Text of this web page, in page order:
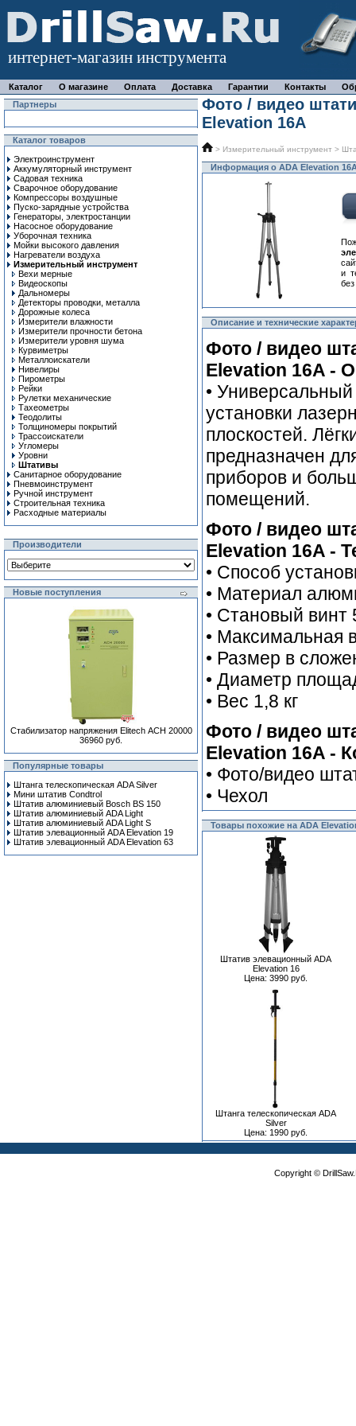
интернет-магазин инструмента
Каталог О магазине Оплата Доставка Гарантии Контакты
Партнеры
Каталог товаров
Электроинструмент
Аккумуляторный инструмент
Садовая техника
Сварочное оборудование
Компрессоры воздушные
Пуско-зарядные устройства
Генераторы, электростанции
Насосное оборудование
Уборочная техника
Мойки высокого давления
Нагреватели воздуха
Измерительный инструмент
Вехи мерные
Видеоскопы
Дальномеры
Детекторы проводки, металла
Дорожные колеса
Измерители влажности
Измерители прочности бетона
Измерители уровня шума
Курвиметры
Металлоискатели
Нивелиры
Пирометры
Рейки
Рулетки механические
Тахеометры
Теодолиты
Толщиномеры покрытий
Трассоискатели
Угломеры
Уровни
Штативы
Санитарное оборудование
Пневмоинструмент
Ручной инcтрумент
Строительная техника
Расходные материалы
Производители
Новые поступления
Стабилизатор напряжения Elitech АСН 20000
36960 руб.
Популярные товары
Штанга телескопическая ADA Silver
Мини штатив Condtrol
Штатив алюминиевый Bosch BS 150
Штатив алюминиевый ADA Light
Штатив алюминиевый ADA Light S
Штатив элевационный ADA Elevation 19
Штатив элевационный ADA Elevation 63
Фото / видео
Elevation 16A
> Измерительный инструмент >
Информация о ADA Elevation
и
Описание и технические
Фото / видео
Elevation 16A -
•
установки
плоскостей.
предназначен
приборов и
помещений.
Фото / видео
Elevation 16A -
• Способ
• Материал
• Становый винт
• Максимальная
• Размер в
• Диаметр
• Вес 1,8 кг
Фото / видео
Elevation 16A -
• Фото/видео
• Чехол
Товары похожие на ADA
Штатив элевационный ADA
Elevation 16
Цена: 3990 руб.
Штанга телескопическая ADA
Silver
Цена: 1990 руб.
Copyright ©